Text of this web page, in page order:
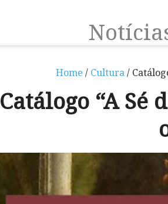
Home / Cultura/
Catálogo “A Sé